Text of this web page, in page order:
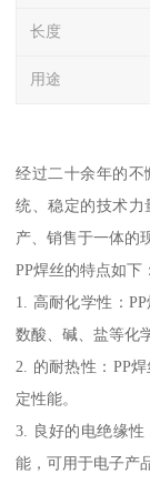
长度
用途
经过二十余年的不
统、稳定的技术力
产、销售于一体的
PP焊丝的特点如下：
1. 高耐化学性：
数酸、碱、盐等化
2. 的耐热性：PP
定性能。
3. 良好的电绝缘性
能，可用于电子产